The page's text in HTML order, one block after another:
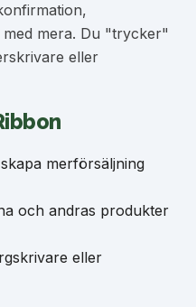
mera. Du "trycker"
eller
merförsäljning
och andras produkter
eller